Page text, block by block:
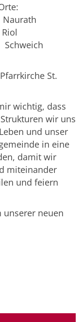
St.
wichtig, dass
wir uns
und unser
in eine
damit wir
miteinander
und feiern
unserer neuen